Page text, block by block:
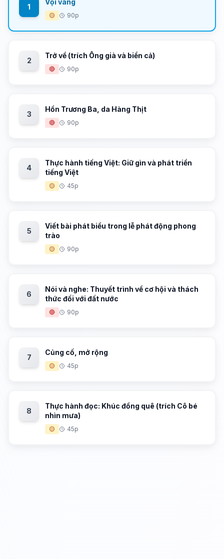
1
Vội vàng
🟡 90p
2
Trở về (trích Ông già và biển cả)
🔴 90p
3
Hồn Trương Ba, da Hàng Thịt
🔴 90p
4
Thực hành tiếng Việt: Giữ gìn và phát triển
tiếng Việt
🟡 45p
5
Viết bài phát biểu trong lễ phát động phong
trào
🟡 90p
6
Nói và nghe: Thuyết trình về cơ hội và thách
thức đối với đất nước
🔴 90p
7
Củng cố, mở rộng
🟡 45p
8
Thực hành đọc: Khúc đồng quê (trích Cô bé
nhìn mưa)
🟡 45p